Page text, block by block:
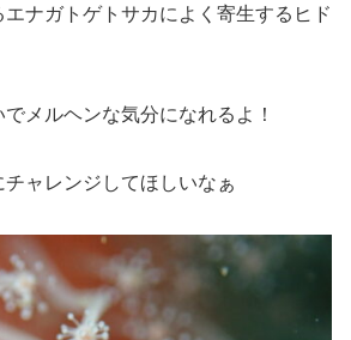
ナガトゲトサカによく寄生するヒド
メルヘンな気分になれるよ！
ャレンジしてほしいなぁ